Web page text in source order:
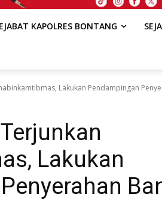
KAPOLRES BONTANG
Lakukan Pendampingan
Lakukan